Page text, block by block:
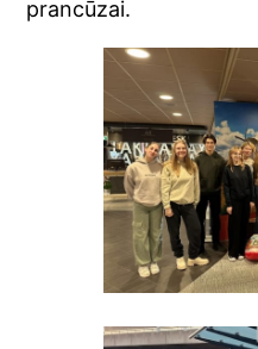
prancūzai.